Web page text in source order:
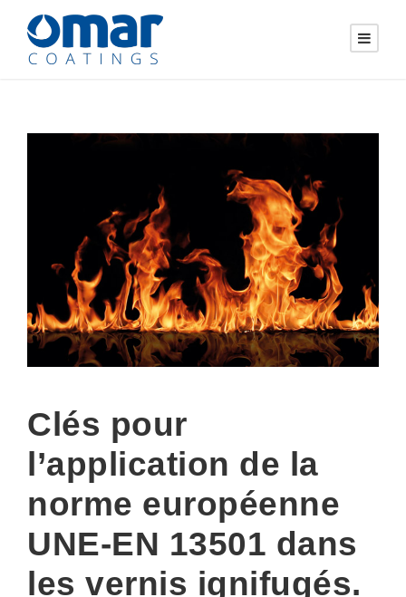
Clés pour
l’application de la
norme européenne
UNE-EN 13501 dans
les vernis ignifugés.